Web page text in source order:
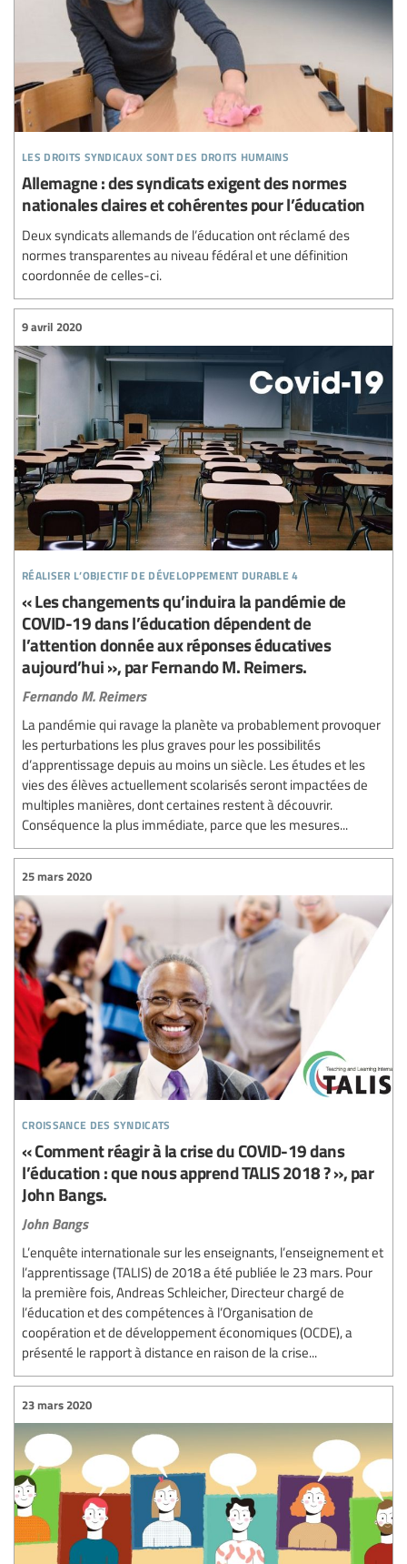
les droits syndicaux sont des droits humains
Allemagne : des syndicats exigent des normes
nationales claires et cohérentes pour l’éducation
Deux syndicats allemands de l’éducation ont réclamé des
normes transparentes au niveau fédéral et une définition
coordonnée de celles-ci.
réaliser l’objectif de développement durable 4
9 avril 2020
« Les changements qu’induira la pandémie de
COVID-19 dans l’éducation dépendent de
l’attention donnée aux réponses éducatives
aujourd’hui », par Fernando M. Reimers.
Fernando M. Reimers
La pandémie qui ravage la planète va probablement provoquer
les perturbations les plus graves pour les possibilités
d’apprentissage depuis au moins un siècle. Les études et les
vies des élèves actuellement scolarisés seront impactées de
multiples manières, dont certaines restent à découvrir.
Conséquence la plus immédiate, parce que les mesures...
croissance des syndicats
25 mars 2020
« Comment réagir à la crise du COVID-19 dans
l’éducation : que nous apprend TALIS 2018 ? », par
John Bangs.
John Bangs
L’enquête internationale sur les enseignants, l’enseignement et
l’apprentissage (TALIS) de 2018 a été publiée le 23 mars. Pour
la première fois, Andreas Schleicher, Directeur chargé de
l’éducation et des compétences à l’Organisation de
coopération et de développement économiques (OCDE), a
présenté le rapport à distance en raison de la crise...
23 mars 2020